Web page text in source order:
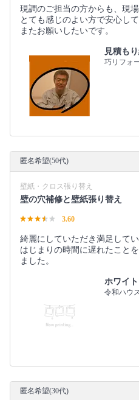
現調のご担当の方からも、現
とても感じのよい方で安心し
またお願いしたいです。
見積も
巧リフォ
匿名希望(50代)
壁紙・クロス張り替え
壁の穴補修と壁紙張り替え
3.60
綺麗にしていただき満足してい
はじまりの時間に遅れたこと
ました。
ホワイ
令和ハウ
匿名希望(30代)